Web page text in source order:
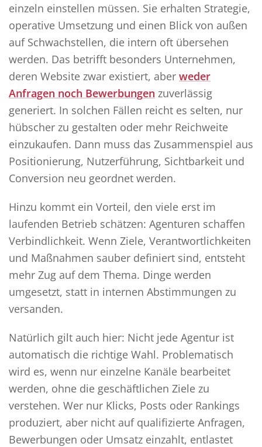
einzeln einstellen müssen. Sie erhalten Strategie,
operative Umsetzung und einen Blick von außen
auf Schwachstellen, die intern oft übersehen
werden. Das betrifft besonders Unternehmen,
deren Website zwar existiert, aber weder
Anfragen noch Bewerbungen zuverlässig
generiert. In solchen Fällen reicht es selten, nur
hübscher zu gestalten oder mehr Reichweite
einzukaufen. Dann muss das Zusammenspiel aus
Positionierung, Nutzerführung, Sichtbarkeit und
Conversion neu geordnet werden.
Hinzu kommt ein Vorteil, den viele erst im
laufenden Betrieb schätzen: Agenturen schaffen
Verbindlichkeit. Wenn Ziele, Verantwortlichkeiten
und Maßnahmen sauber definiert sind, entsteht
mehr Zug auf dem Thema. Dinge werden
umgesetzt, statt in internen Abstimmungen zu
versanden.
Natürlich gilt auch hier: Nicht jede Agentur ist
automatisch die richtige Wahl. Problematisch
wird es, wenn nur einzelne Kanäle bearbeitet
werden, ohne die geschäftlichen Ziele zu
verstehen. Wer nur Klicks, Posts oder Rankings
produziert, aber nicht auf qualifizierte Anfragen,
Bewerbungen oder Umsatz einzahlt, entlastet